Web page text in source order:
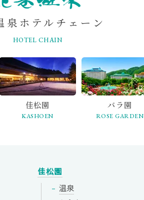
泉ホテルチェーン
HOTEL CHAIN
佳松園
KASHOEN
バラ園
ROSE GARDEN
佳松園
温泉